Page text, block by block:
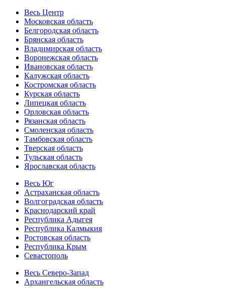
Весь Центр
Московская область
Белгородская область
Брянская область
Владимирская область
Воронежская область
Ивановская область
Калужская область
Костромская область
Курская область
Липецкая область
Орловская область
Рязанская область
Смоленская область
Тамбовская область
Тверская область
Тульская область
Ярославская область
Весь Юг
Астраханская область
Волгоградская область
Краснодарский край
Республика Адыгея
Республика Калмыкия
Ростовская область
Республика Крым
Севастополь
Весь Северо-Запад
Архангельская область